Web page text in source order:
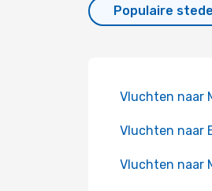
Populaire
Vluchten naar
Vluchten naar
Vluchten naar